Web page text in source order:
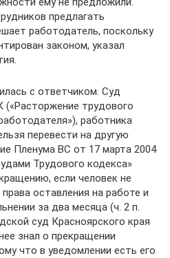
предлагать
работодатель, поскольку
законом, указал
с ответчиком. Суд
(«Расторжение трудового
работника
перевести на другую
Пленума ВС от 17 марта 2004
Трудового кодекса»
если человек не
оставления на работе и
за два месяца (ч. 2 п.
суд Красноярского края
знал о прекращении
что в уведомлении есть его